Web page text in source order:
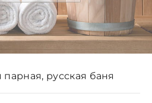
русская баня